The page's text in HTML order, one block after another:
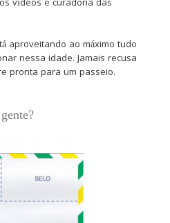
vídeos e curadoria das
aproveitando ao máximo tudo
nessa idade. Jamais recusa
pronta para um passeio.